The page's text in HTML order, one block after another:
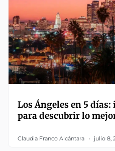
Los Ángeles en 5
para descubrir lo
Claudia Franco Alcántara julio 8,